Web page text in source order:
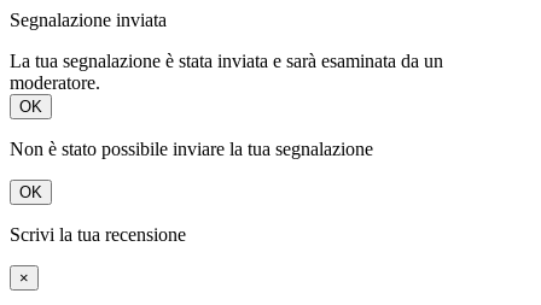
Segnalazione inviata
La tua segnalazione è stata inviata e sarà esaminata da un
moderatore.
OK
Non è stato possibile inviare la tua segnalazione
OK
Scrivi la tua recensione
×